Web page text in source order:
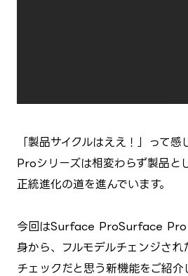
「製品サイクルはええ！」って
Proシリーズは相変わらず製品と
正統進化の道を進んでいます。
今回はSurface Pro→Surface
身から、フルモデルチェンジさ
チェックだと思う新機能をご紹介